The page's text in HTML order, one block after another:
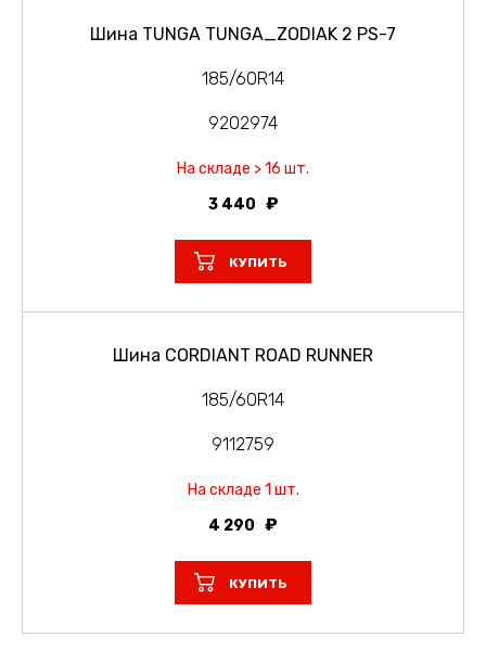
Шина TUNGA TUNGA_ZODIAK 2 PS-7
185/60R14
9202974
На складе > 16 шт.
3 440
КУПИТЬ
Шина CORDIANT ROAD RUNNER
185/60R14
9112759
На складе 1 шт.
4 290
КУПИТЬ